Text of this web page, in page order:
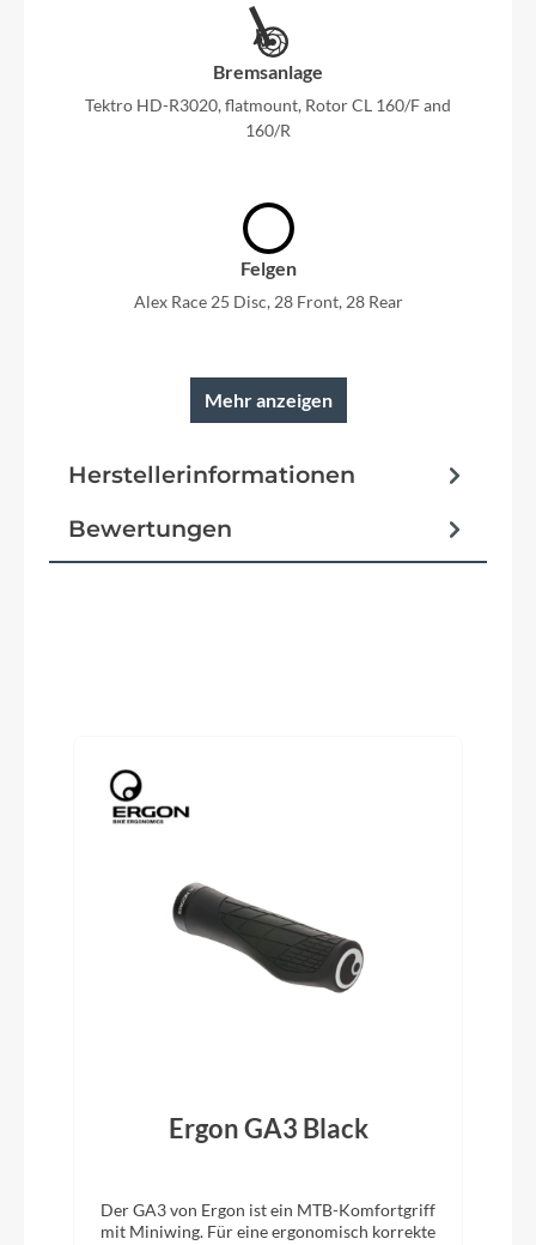
Bremsanlage
Tektro HD-R3020, flatmount, Rotor CL 160/F and
160/R
Felgen
Alex Race 25 Disc, 28 Front, 28 Rear
Metrix Disc, 6061 D.Butted Alloy, Endurance
fender included
Syncros urban flat
Rahmentyp
Modelljahr
Mehr anzeigen
Herstellerinformationen
Bewertungen
Ergon GA3 Black
Der GA3 von Ergon ist ein MTB-Komfortgriff
mit Miniwing. Für eine ergonomisch korrekte